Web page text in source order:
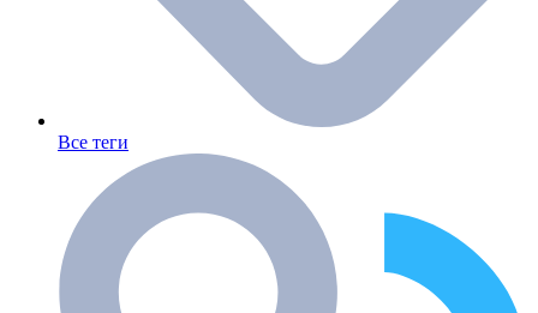
Все теги